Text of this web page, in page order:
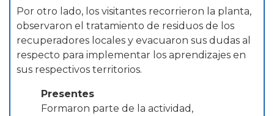
Por otro lado, los visitantes recorrieron la planta,
observaron el tratamiento de residuos de los
recuperadores locales y evacuaron sus dudas al
respecto para implementar los aprendizajes en
sus respectivos territorios.
Presentes
Formaron parte de la actividad,